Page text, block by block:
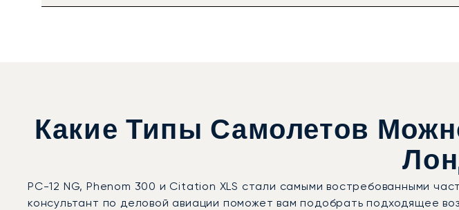
Какие Типы Самолетов
PC-12 NG, Phenom 300 и Citation XLS стали самыми востребованными
консультант по деловой авиации поможет вам подобрать подходящее